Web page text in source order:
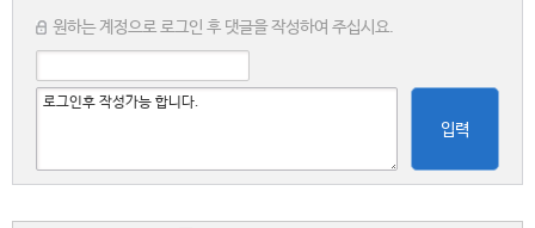
원하는 계정으로 로그인 후 댓글을 작성하여 주십시요.
입력